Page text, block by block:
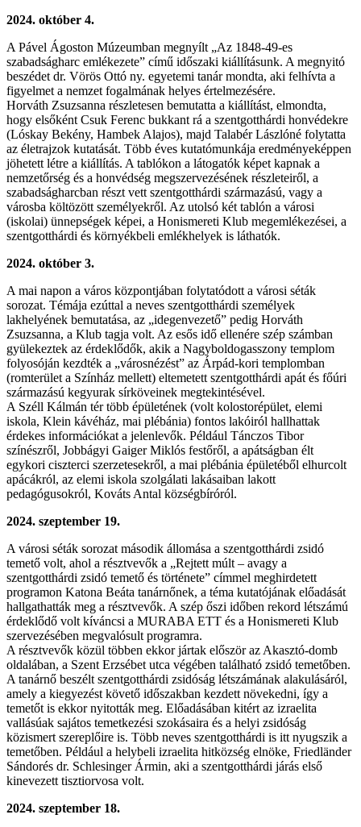
2024. október 4.
A Pável Ágoston Múzeumban megnyílt „Az 1848-49-es
szabadságharc emlékezete” című időszaki kiállításunk. A megnyitó
beszédet dr. Vörös Ottó ny. egyetemi tanár mondta, aki felhívta a
figyelmet a nemzet fogalmának helyes értelmezésére.
Horváth Zsuzsanna részletesen bemutatta a kiállítást, elmondta,
hogy elsőként Csuk Ferenc bukkant rá a szentgotthárdi honvédekre
(Lóskay Bekény, Hambek Alajos), majd Talabér Lászlóné folytatta
az életrajzok kutatását. Több éves kutatómunkája eredményeképpen
jöhetett létre a kiállítás. A tablókon a látogatók képet kapnak a
nemzetőrség és a honvédség megszervezésének részleteiről, a
szabadságharcban részt vett szentgotthárdi származású, vagy a
városba költözött személyekről. Az utolsó két tablón a városi
(iskolai) ünnepségek képei, a Honismereti Klub megemlékezései, a
szentgotthárdi és környékbeli emlékhelyek is láthatók.
2024. október 3.
A mai napon a város központjában folytatódott a városi séták
sorozat. Témája ezúttal a neves szentgotthárdi személyek
lakhelyének bemutatása, az „idegenvezető” pedig Horváth
Zsuzsanna, a Klub tagja volt. Az esős idő ellenére szép számban
gyülekeztek az érdeklődők, akik a Nagyboldogasszony templom
folyosóján kezdték a „városnézést” az Árpád-kori templomban
(romterület a Színház mellett) eltemetett szentgotthárdi apát és főúri
származású kegyurak sírköveinek megtekintésével.
A Széll Kálmán tér több épületének (volt kolostorépület, elemi
iskola, Klein kávéház, mai plébánia) fontos lakóiról hallhattak
érdekes információkat a jelenlevők. Például Tánczos Tibor
színészről, Jobbágyi Gaiger Miklós festőről, a apátságban élt
egykori ciszterci szerzetesekről, a mai plébánia épületéből elhurcolt
apácákról, az elemi iskola szolgálati lakásaiban lakott
pedagógusokról, Kováts Antal községbíróról.
2024. szeptember 19.
A városi séták sorozat második állomása a szentgotthárdi zsidó
temető volt, ahol a résztvevők a „Rejtett múlt – avagy a
szentgotthárdi zsidó temető és története” címmel meghirdetett
programon Katona Beáta tanárnőnek, a téma kutatójának előadását
hallgathatták meg a résztvevők. A szép őszi időben rekord létszámú
érdeklődő volt kíváncsi a MURABA ETT és a Honismereti Klub
szervezésében megvalósult programra.
A résztvevők közül többen ekkor jártak először az Akasztó-domb
oldalában, a Szent Erzsébet utca végében található zsidó temetőben.
A tanárnő beszélt szentgotthárdi zsidóság létszámának alakulásáról,
amely a kiegyezést követő időszakban kezdett növekedni, így a
temetőt is ekkor nyitották meg. Előadásában kitért az izraelita
vallásúak sajátos temetkezési szokásaira és a helyi zsidóság
közismert szereplőire is. Több neves szentgotthárdi is itt nyugszik a
temetőben. Például a helybeli izraelita hitközség elnöke, Friedländer
Sándorés dr. Schlesinger Ármin, aki a szentgotthárdi járás első
kinevezett tisztiorvosa volt.
2024. szeptember 18.